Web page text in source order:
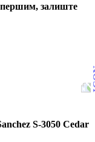
першим, залиште
S-3050 Cedar